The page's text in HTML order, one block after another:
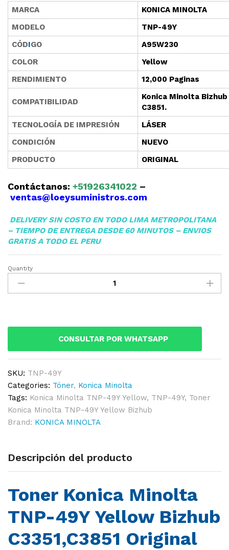
MARCA
KONICA MINOLTA
MODELO
TNP-49Y
CÓDIGO
A95W230
COLOR
Yellow
RENDIMIENTO
12,000 Paginas
COMPATIBILIDAD
Konica Minolta Bizhub
C3851.
TECNOLOGÍA DE IMPRESIÓN
LÁSER
CONDICIÓN
NUEVO
PRODUCTO
ORIGINAL
Contáctanos: +51926341022 –
ventas@loeysuministros.com
DELIVERY SIN COSTO EN TODO LIMA METROPOLITANA
– TIEMPO DE ENTREGA DESDE 60 MINUTOS – ENVIOS
GRATIS A TODO EL PERU
Toner
Konica
Minolta
C3351,C3851
Original
quantity
Quantity
CONSULTAR POR WHATSAPP
SKU: TNP-49Y
Categories: Tóner, Konica Minolta
Tags: Konica Minolta TNP-49Y Yellow, TNP-49Y, Toner
Konica Minolta TNP-49Y Yellow Bizhub
Brand: KONICA MINOLTA
Descripción del producto
Toner Konica Minolta
TNP-49Y Yellow Bizhub
C3351,C3851 Original